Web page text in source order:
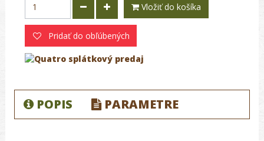
Vložiť do košíka
Pridať do obľúbených
POPIS PARAMETRE